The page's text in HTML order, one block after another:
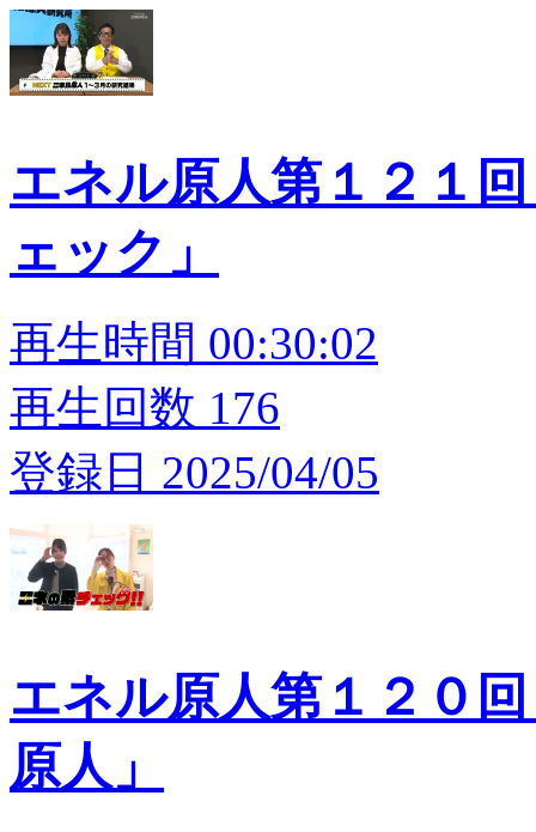
エネル原人第１２１
ェック」
再生時間 00:30:02
再生回数 176
登録日 2025/04/05
エネル原人第１２０
原人」